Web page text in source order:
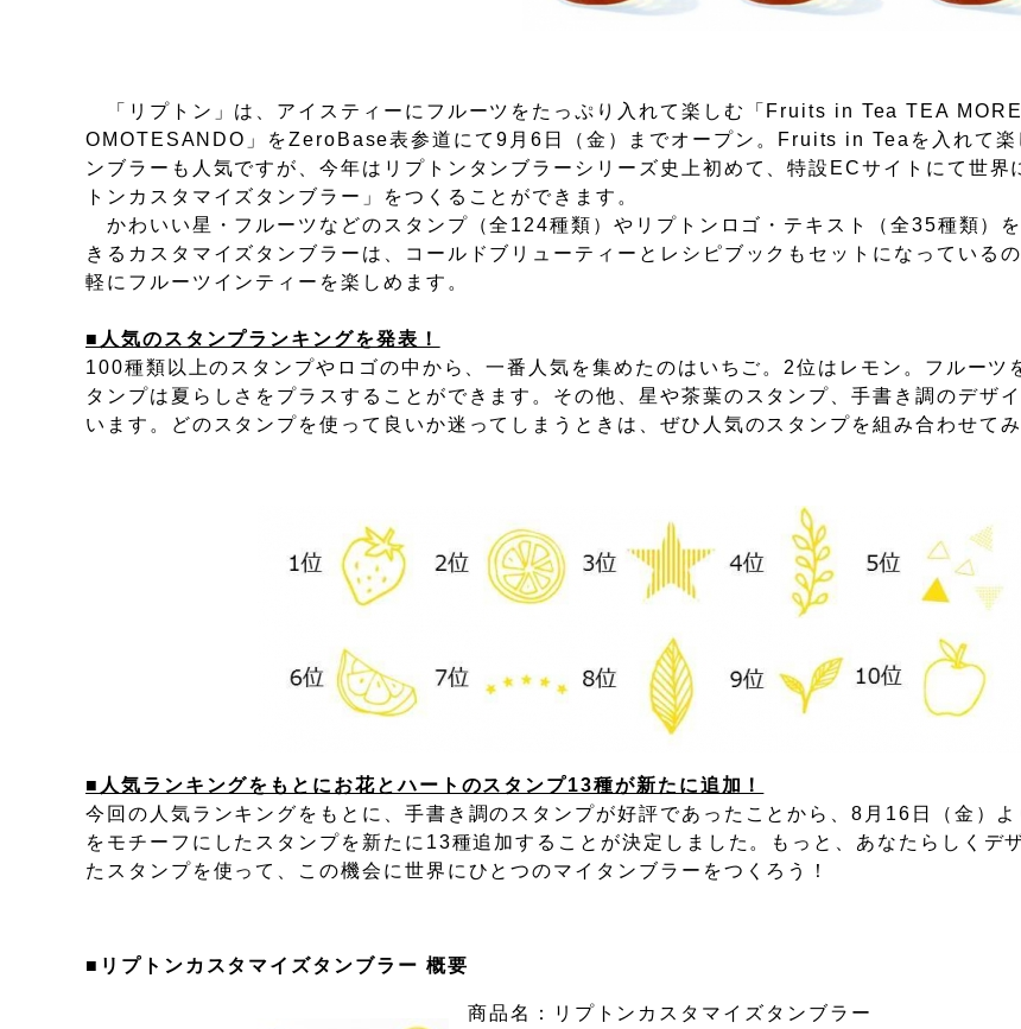
「リプトン」は、アイスティーにフルーツをたっぷり入れて楽しむ「Fruits in Tea TEA MORE
OMOTESANDO」をZeroBase表参道にて9月6日（金）までオープン。Fruits in Teaを入れて楽
ンブラーも人気ですが、今年はリプトンタンブラーシリーズ史上初めて、特設ECサイトにて世界
トンカスタマイズタンブラー」をつくることができます。
かわいい星・フルーツなどのスタンプ（全124種類）やリプトンロゴ・テキスト（全35種類）
きるカスタマイズタンブラーは、コールドブリューティーとレシピブックもセットになっている
軽にフルーツインティーを楽しめます。
■人気のスタンプランキングを発表！
100種類以上のスタンプやロゴの中から、一番人気を集めたのはいちご。2位はレモン。フルーツ
タンプは夏らしさをプラスすることができます。その他、星や茶葉のスタンプ、手書き調のデザ
います。どのスタンプを使って良いか迷ってしまうときは、ぜひ人気のスタンプを組み合わせてみ
■人気ランキングをもとにお花とハートのスタンプ13種が新たに追加！
今回の人気ランキングをもとに、手書き調のスタンプが好評であったことから、8月16日（金）よ
をモチーフにしたスタンプを新たに13種追加することが決定しました。もっと、あなたらしくデ
たスタンプを使って、この機会に世界にひとつのマイタンブラーをつくろう！
■リプトンカスタマイズタンブラー 概要
商品名：リプトンカスタマイズタンブラー